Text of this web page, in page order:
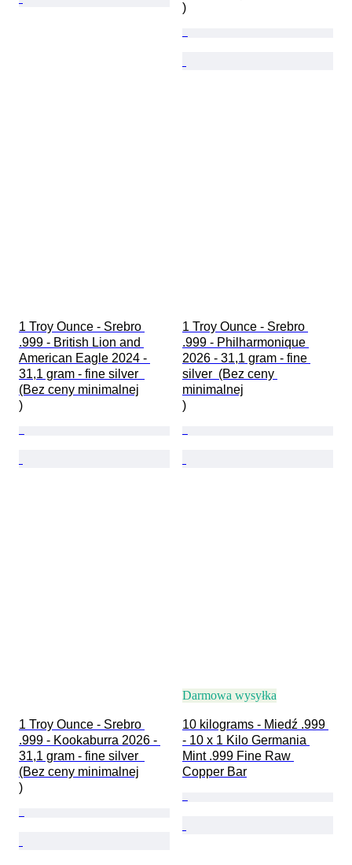
)
1 Troy Ounce - Srebro
.999 - British Lion and
American Eagle 2024 -
31,1 gram - fine silver
(Bez ceny minimalnej
)
1 Troy Ounce - Srebro
.999 - Philharmonique
2026 - 31,1 gram - fine
silver  (Bez ceny
minimalnej
)
1 Troy Ounce - Srebro
.999 - Kookaburra 2026 -
31,1 gram - fine silver
(Bez ceny minimalnej
)
Darmowa wysyłka
10 kilograms - Miedź .999
- 10 x 1 Kilo Germania
Mint .999 Fine Raw
Copper Bar